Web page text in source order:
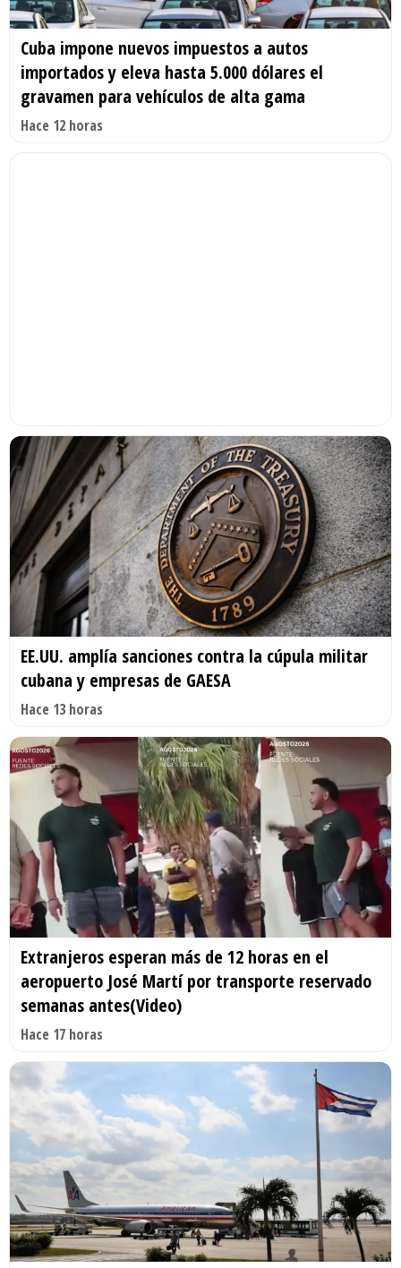
Cuba impone nuevos impuestos a autos
importados y eleva hasta 5.000 dólares el
gravamen para vehículos de alta gama
Hace 12 horas
EE.UU. amplía sanciones contra la cúpula militar
cubana y empresas de GAESA
Hace 13 horas
Extranjeros esperan más de 12 horas en el
aeropuerto José Martí por transporte reservado
semanas antes(Video)
Hace 17 horas